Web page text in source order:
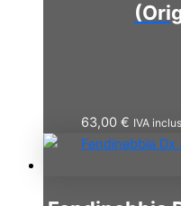
63,00 € IVA